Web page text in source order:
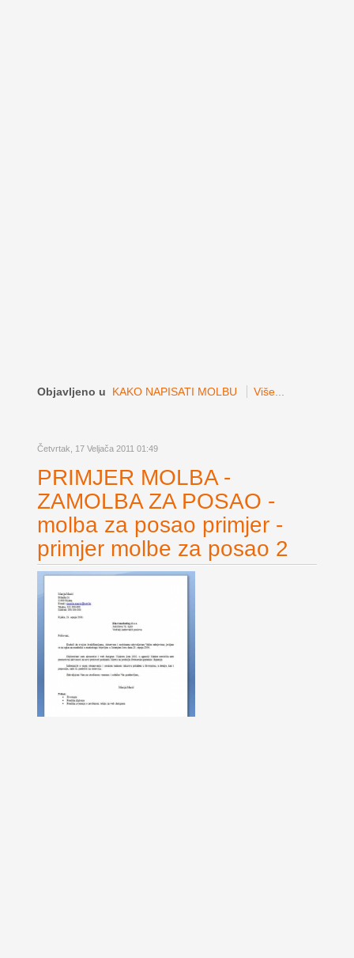
Objavljeno u KAKO NAPISATI MOLBU Više...
Četvrtak, 17 Veljača 2011 01:49
PRIMJER MOLBA -
ZAMOLBA ZA POSAO -
molba za posao primjer -
primjer molbe za posao 2